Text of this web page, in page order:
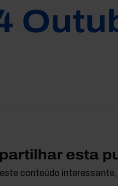
esta
conteúdo